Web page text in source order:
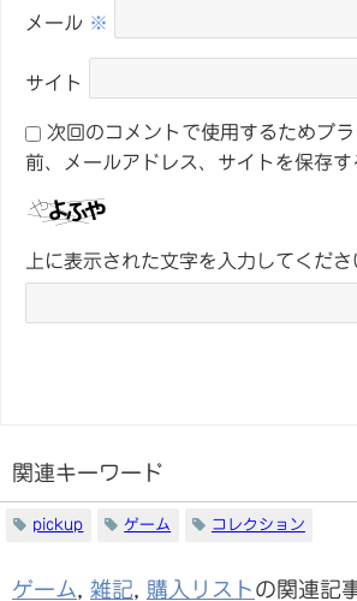
メール ※
サイト
次回のコメントで使用するためブ
前、メールアドレス、サイトを保存す
上に表示された文字を入力してくださ
関連キーワード
pickup ゲーム コレクション
ゲーム , 雑記, 購入リスト の関連記